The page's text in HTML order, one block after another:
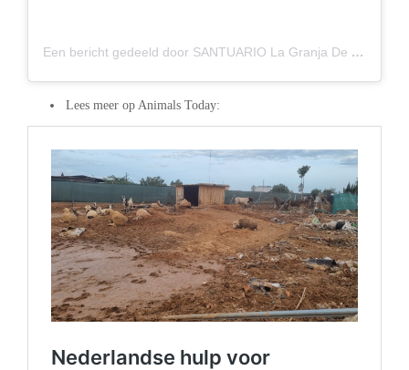
Een bericht gedeeld door SANTUARIO La Granja De IZHAN (@lagranjadeizhan)
Lees meer op Animals Today: